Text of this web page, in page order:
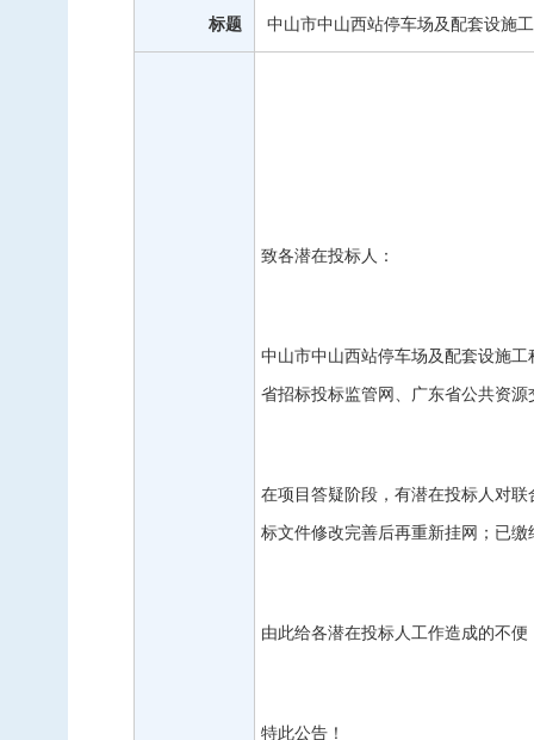
标题 中山市中山西站停车场及配套设施
致各潜在投标人：
中山市中山西站停车场及配套设施
省招标投标监管网、广东省公共资
在项目答疑阶段，有潜在投标人对
标文件修改完善后再重新挂网；已
由此给各潜在投标人工作造成的不
特此公告！